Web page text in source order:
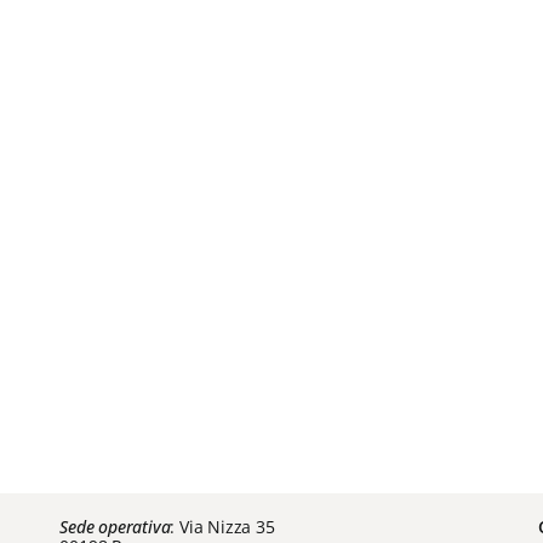
Sede operativa: Via Nizza 35